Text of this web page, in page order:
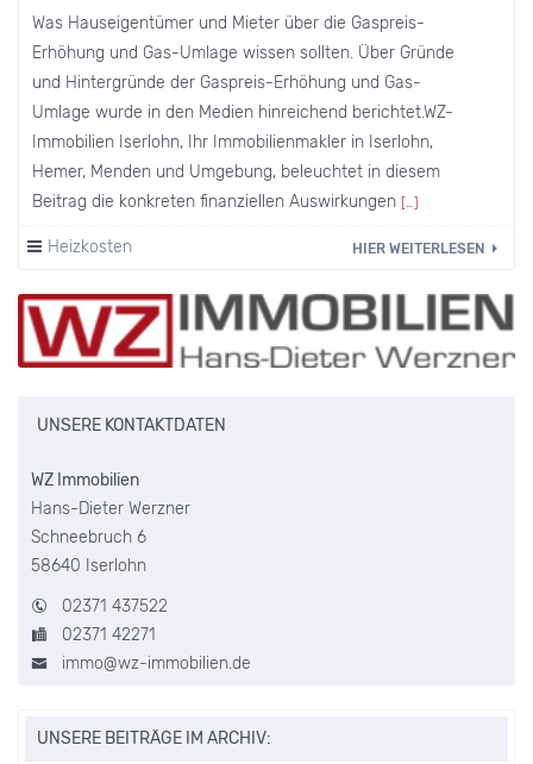
Was Hauseigentümer und Mieter über die Gaspreis-
Erhöhung und Gas-Umlage wissen sollten. Über Gründe
und Hintergründe der Gaspreis-Erhöhung und Gas-
Umlage wurde in den Medien hinreichend berichtet.WZ-
Immobilien Iserlohn, Ihr Immobilienmakler in Iserlohn,
Hemer, Menden und Umgebung, beleuchtet in diesem
Beitrag die konkreten finanziellen Auswirkungen […]
Heizkosten HIER WEITERLESEN
UNSERE KONTAKTDATEN
WZ Immobilien
Hans-Dieter Werzner
Schneebruch 6
58640 Iserlohn
02371 437522
02371 42271
immo@wz-immobilien.de
UNSERE BEITRÄGE IM ARCHIV: